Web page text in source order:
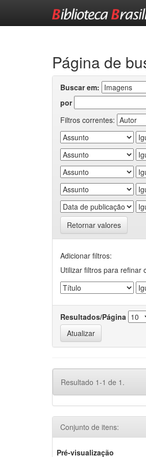
Página de
Buscar em:
por
Filtros correntes:
Retornar valores
Adicionar filtros:
Utilizar filtros para refinar
Resultados/Página
Resultado 1-1 de 1.
Conjunto de itens:
Pré-visualização